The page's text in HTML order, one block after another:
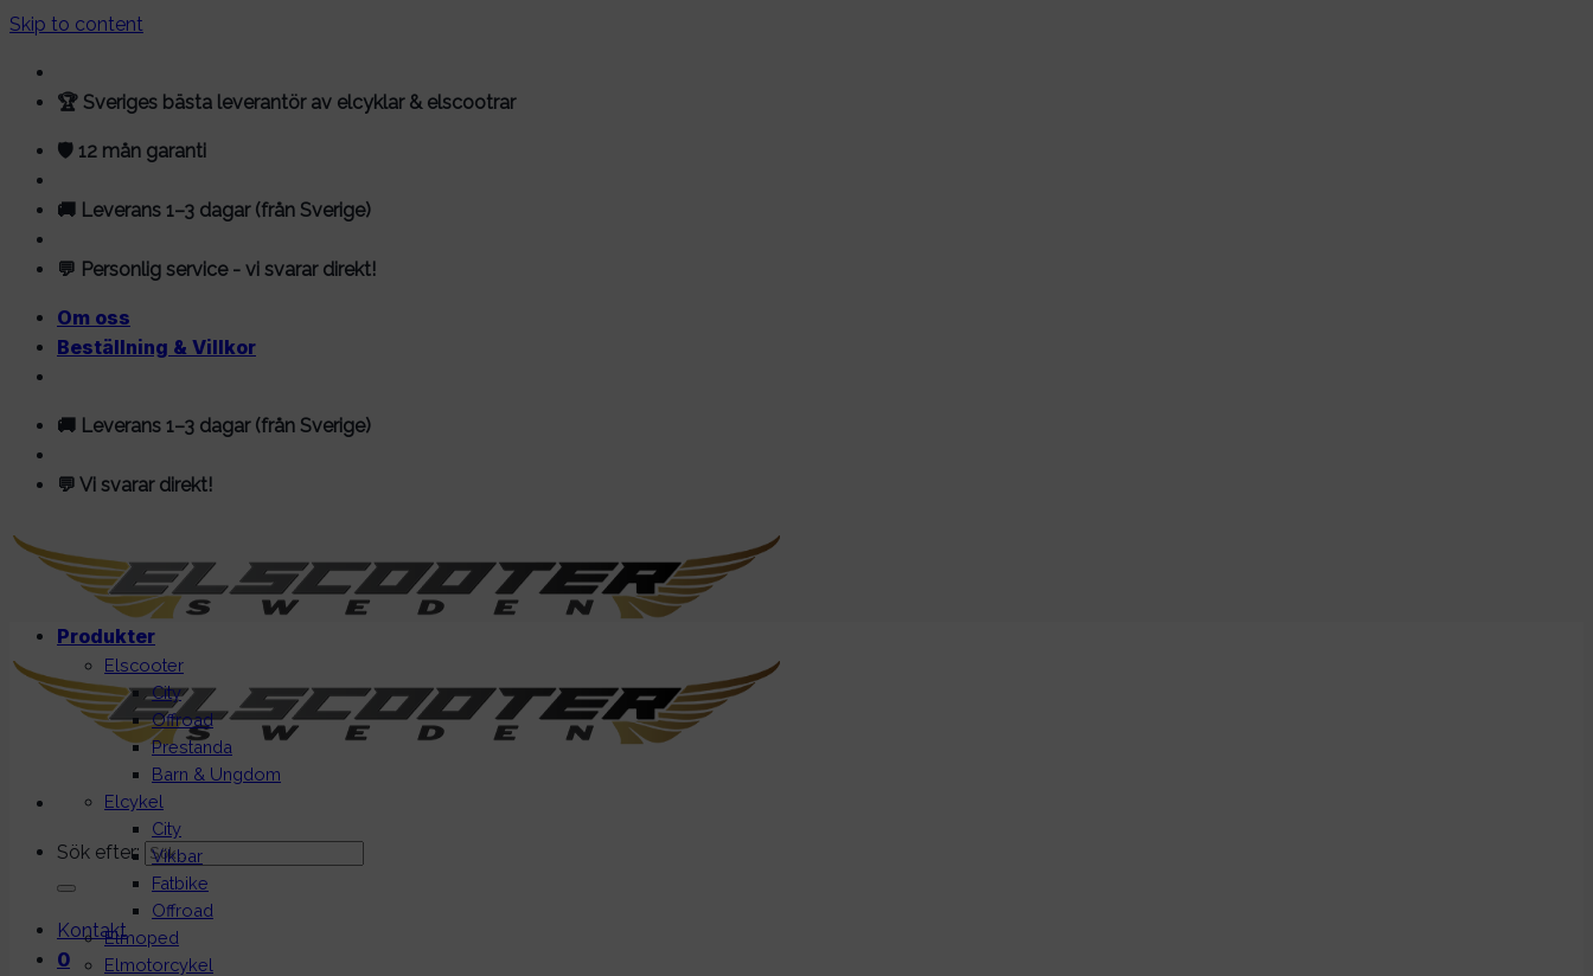
Skip to content
🏆 Sveriges bästa leverantör av elcyklar & elscootrar
🛡️ 12 mån garanti
🚚 Leverans 1–3 dagar (från Sverige)
💬 Personlig service - vi svarar direkt!
Om oss
Beställning & Villkor
🚚 Leverans 1–3 dagar (från Sverige)
💬 Vi svarar direkt!
Sök efter:
Kontakt
0
Produkter
Elscooter
City
Offroad
Prestanda
Barn & Ungdom
Elcykel
City
Vikbar
Fatbike
Offroad
Elmoped
Elmotorcykel